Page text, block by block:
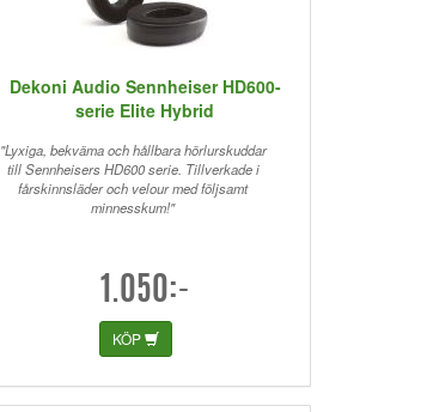
Dekoni Audio Sennheiser HD600-
serie Elite Hybrid
"Lyxiga, bekväma och hållbara hörlurskuddar
till Sennheisers HD600 serie. Tillverkade i
fårskinnsläder och velour med följsamt
minnesskum!"
1.050:-
KÖP